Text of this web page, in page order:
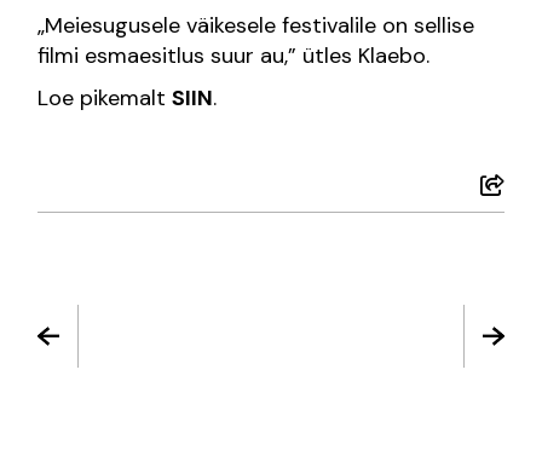
„Meiesugusele väikesele festivalile on sellise
filmi esmaesitlus suur au,” ütles Klaebo.
Loe pikemaltSIIN.